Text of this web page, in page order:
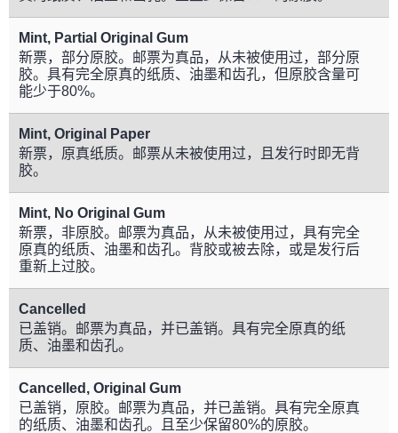
Mint, Partial Original Gum
新票，部分原胶。邮票为真品，从未被使用过，部分原
胶。具有完全原真的纸质、油墨和齿孔，但原胶含量可
能少于80%。
Mint, Original Paper
新票，原真纸质。邮票从未被使用过，且发行时即无背
胶。
Mint, No Original Gum
新票，非原胶。邮票为真品，从未被使用过，具有完全
原真的纸质、油墨和齿孔。背胶或被去除，或是发行后
重新上过胶。
Cancelled
已盖销。邮票为真品，并已盖销。具有完全原真的纸
质、油墨和齿孔。
Cancelled, Original Gum
已盖销，原胶。邮票为真品，并已盖销。具有完全原真
的纸质、油墨和齿孔。且至少保留80%的原胶。